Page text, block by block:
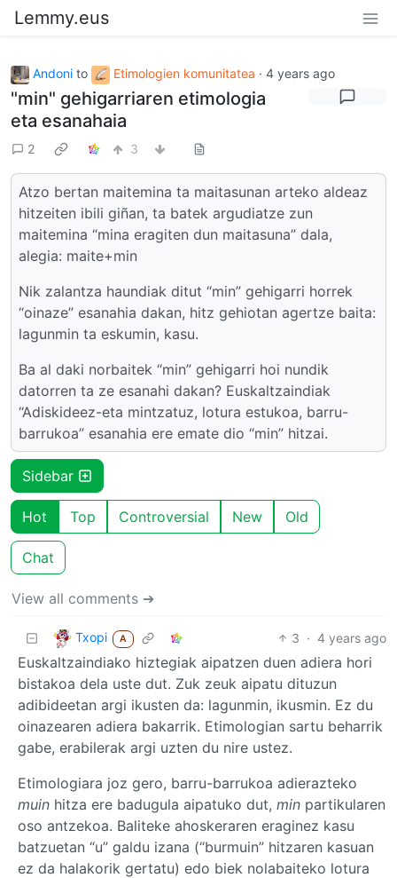
Lemmy.eus
Andoni to Etimologien komunitatea · 4 years ago
"min" gehigarriaren etimologia
eta esanahaia
2 3
Atzo bertan maitemina ta maitasunan arteko aldeaz
hitzeiten ibili giñan, ta batek argudiatze zun
maitemina “mina eragiten dun maitasuna” dala,
alegia: maite+min
Nik zalantza haundiak ditut “min” gehigarri horrek
“oinaze” esanahia dakan, hitz gehiotan agertze baita:
lagunmin ta eskumin, kasu.
Ba al daki norbaitek “min” gehigarri hoi nundik
datorren ta ze esanahi dakan? Euskaltzaindiak
“Adiskideez-eta mintzatuz, lotura estukoa, barru-
barrukoa” esanahia ere emate dio “min” hitzai.
Sidebar
Hot Top Controversial New Old
Chat
View all comments ➔
Txopi A 3 · 4 years ago
Euskaltzaindiako hiztegiak aipatzen duen adiera hori
bistakoa dela uste dut. Zuk zeuk aipatu dituzun
adibideetan argi ikusten da: lagunmin, ikusmin. Ez du
oinazearen adiera bakarrik. Etimologian sartu beharrik
gabe, erabilerak argi uzten du nire ustez.
Etimologiara joz gero, barru-barrukoa adierazteko
muin hitza ere badugula aipatuko dut, min partikularen
oso antzekoa. Baliteke ahoskeraren eraginez kasu
batzuetan “u” galdu izana (“burmuin” hitzaren kasuan
ez da halakorik gertatu) edo biek nolabaiteko lotura